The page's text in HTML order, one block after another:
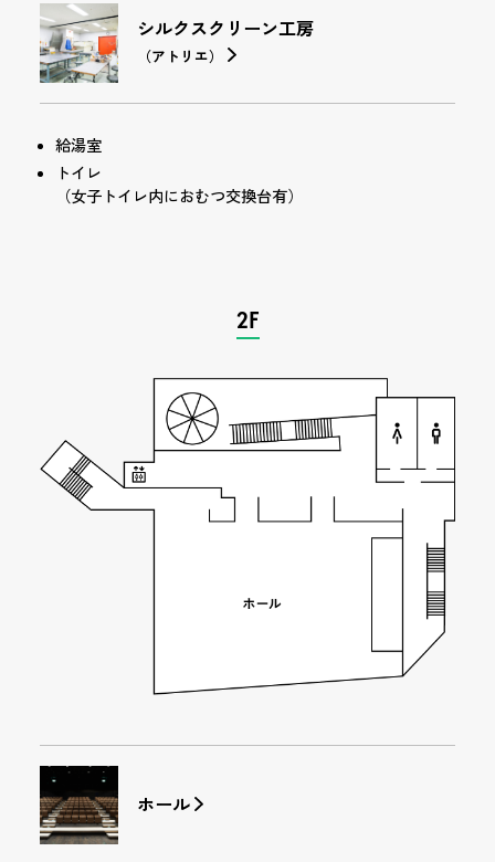
シルクスクリーン工房
（アトリエ）
給湯室
トイレ
（女子トイレ内におむつ交換台有）
2F
ホール